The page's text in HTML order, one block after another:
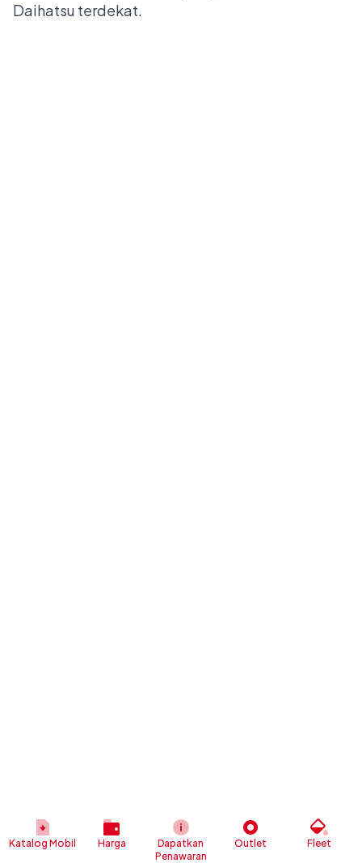
Daihatsu terdekat.
Katalog Mobil Harga
Dapatkan
Penawaran
Outlet Fleet